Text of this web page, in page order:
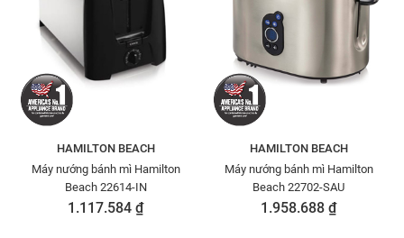
HAMILTON BEACH
Máy nướng bánh mì Hamilton
Beach 22614-IN
1.117.584 ₫
HAMILTON BEACH
Máy nướng bánh mì Hamilton
Beach 22702-SAU
1.958.688 ₫